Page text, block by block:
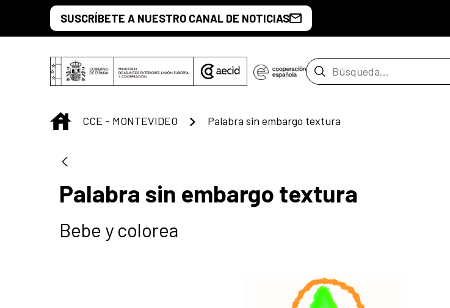
Saltar al contenido principal
SUSCRÍBETE A NUESTRO CANAL DE NOTICIAS
Barra de búsqueda
INICIO
CCE - MONTEVIDEO Palabra sin embargo textura
Palabra sin embargo textura
Bebe y colorea